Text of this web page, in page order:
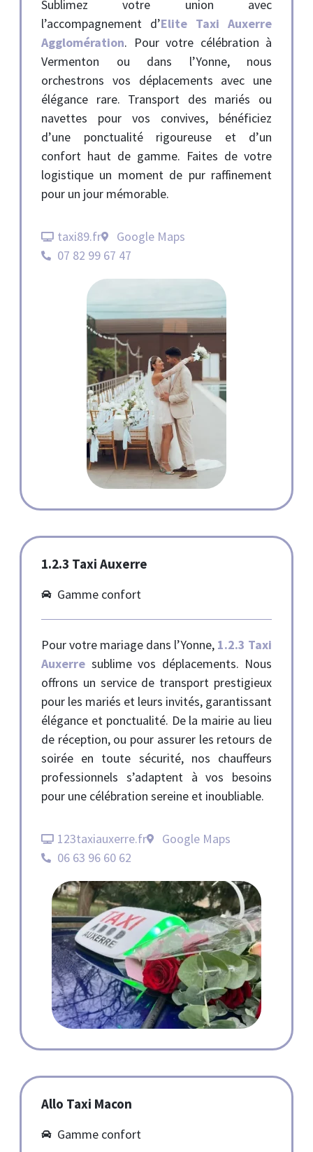
Sublimez votre union avec
l’accompagnement d’Elite Taxi Auxerre
Agglomération. Pour votre célébration à
Vermenton ou dans l’Yonne, nous
orchestrons vos déplacements avec une
élégance rare. Transport des mariés ou
navettes pour vos convives, bénéficiez
d’une ponctualité rigoureuse et d’un
confort haut de gamme. Faites de votre
logistique un moment de pur raffinement
pour un jour mémorable.
taxi89.fr
Google Maps
07 82 99 67 47
1.2.3 Taxi Auxerre
Gamme confort
Pour votre mariage dans l’Yonne, 1.2.3 Taxi
Auxerre sublime vos déplacements. Nous
offrons un service de transport prestigieux
pour les mariés et leurs invités, garantissant
élégance et ponctualité. De la mairie au lieu
de réception, ou pour assurer les retours de
soirée en toute sécurité, nos chauffeurs
professionnels s’adaptent à vos besoins
pour une célébration sereine et inoubliable.
123taxiauxerre.fr
Google Maps
06 63 96 60 62
Allo Taxi Macon
Gamme confort